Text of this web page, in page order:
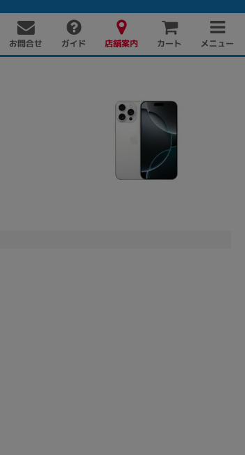
お問合せ ガイド 店舗案内 カート メニュー